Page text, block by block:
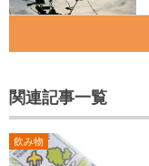
関連記事一覧
飲み物